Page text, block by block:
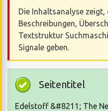
Die Inhaltsanalyse zeigt,
Beschreibungen,
Textstruktur
Signale geben.
Seitentitel
Edelstoff &#8211; The